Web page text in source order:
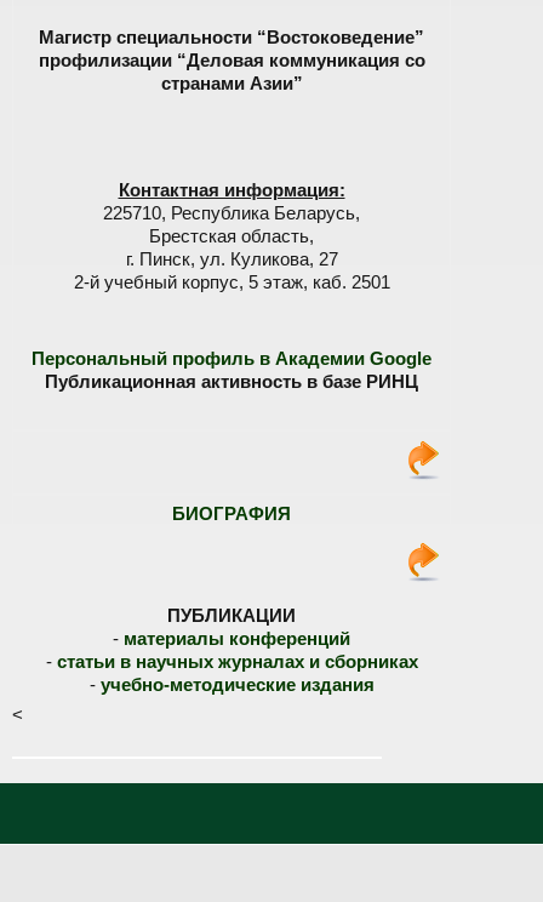
Магистр специальности “Востоковедение”
профилизации “Деловая коммуникация со
странами Азии”
Контактная информация:
225710, Республика Беларусь,
Брестская область,
г. Пинск, ул. Куликова, 27
2-й учебный корпус, 5 этаж, каб. 2501
Персональный профиль в Академии Google
Публикационная активность в базе РИНЦ
БИОГРАФИЯ
ПУБЛИКАЦИИ
- материалы конференций
- статьи в научных журналах и сборниках
- учебно-методические издания
<